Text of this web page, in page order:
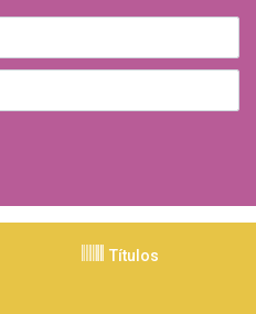
Títulos